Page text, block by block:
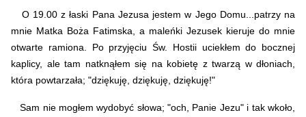
O 19.00 z łaski Pana Jezusa jestem w Jego Domu...patrzy na
mnie Matka Boża Fatimska, a maleńki Jezusek kieruje do mnie
otwarte ramiona. Po przyjęciu Św. Hostii uciekłem do bocznej
kaplicy, ale tam natknąłem się na kobietę z twarzą w dłoniach,
która powtarzała; "dziękuję, dziękuję, dziękuję!"
Sam nie mogłem wydobyć słowa; "och, Panie Jezu" i tak wkoło,